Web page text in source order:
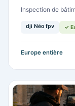
dji Néo fpv ✓
Europe entière